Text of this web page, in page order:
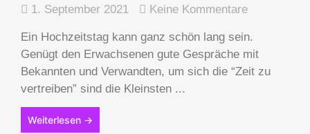
1. September 2021 Keine Kommentare
Ein Hochzeitstag kann ganz schön lang sein.
Genügt den Erwachsenen gute Gespräche mit
Bekannten und Verwandten, um sich die “Zeit zu
vertreiben” sind die Kleinsten ...
Weiterlesen →